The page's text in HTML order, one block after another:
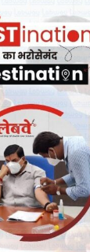
नगर निगम/
की धारा-4, 5,
है कि बच्चों,
की भूमिका
जिले में तंबाकू
में अपना